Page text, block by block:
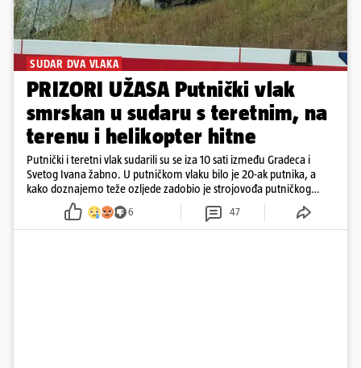
SUDAR DVA VLAKA
PRIZORI UŽASA Putnički vlak
smrskan u sudaru s teretnim, na
terenu i helikopter hitne
Putnički i teretni vlak sudarili su se iza 10 sati između Gradeca i
Svetog Ivana žabno. U putničkom vlaku bilo je 20-ak putnika, a
kako doznajemo teže ozljede zadobio je strojovođa putničkog
vlaka. Zatvoren je promet, a fotoreporteri Prigorskog objavili su
prve snimke s mjesta sudara
6 47